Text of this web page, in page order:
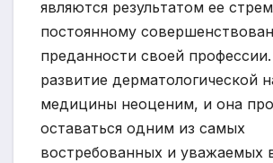
являются результатом ее
постоянному
преданности своей
развитие дерматологической
медицины неоценим, и она
оставаться одним из самых
востребованных и уважаемых